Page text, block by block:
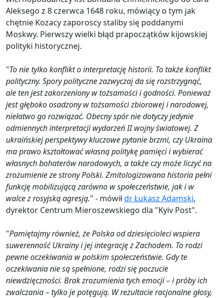
Aleksego z 8 czerwca 1648 roku, mówiący o tym jak
chętnie Kozacy zaporoscy staliby się poddanymi
Moskwy. Pierwszy wielki błąd prapoczątków kijowskiej
polityki historycznej.
"To nie tylko konflikt o interpretację historii. To także konflikt
polityczny. Spory polityczne zazwyczaj da się rozstrzygnąć,
ale ten jest zakorzeniony w tożsamości i godności. Ponieważ
jest głęboko osadzony w tożsamości zbiorowej i narodowej,
niełatwo go rozwiązać. Obecny spór nie dotyczy jedynie
odmiennych interpretacji wydarzeń II wojny światowej. Z
ukraińskiej perspektywy kluczowe pytanie brzmi, czy Ukraina
ma prawo kształtować własną politykę pamięci i wybierać
własnych bohaterów narodowych, a także czy może liczyć na
zrozumienie ze strony Polski. Zmitologizowana historia pełni
funkcję mobilizującą zarówno w społeczeństwie, jak i w
walce z rosyjską agresją." - mówiłdr Łukasz Adamski,
dyrektor Centrum Mieroszewskiego dla "Kyiv Post".
"Pamiętajmy również, że Polska od dziesięcioleci wspiera
suwerenność Ukrainy i jej integrację z Zachodem. To rodzi
pewne oczekiwania w polskim społeczeństwie. Gdy te
oczekiwania nie są spełnione, rodzi się poczucie
niewdzięczności. Brak zrozumienia tych emocji – i próby ich
zwalczania – tylko je potęgują. W rezultacie racjonalne głosy,